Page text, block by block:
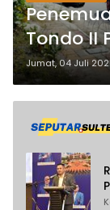
Tondo II